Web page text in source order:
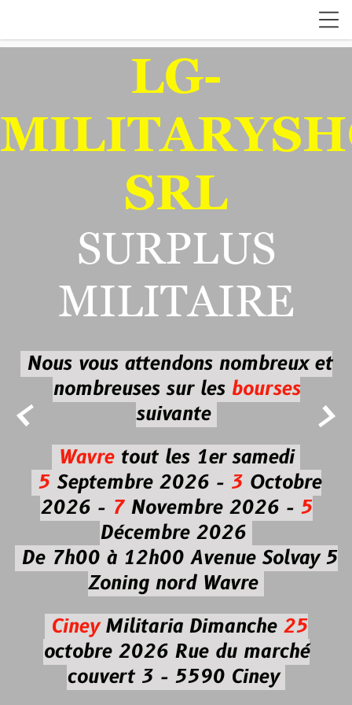
 
LG-
SRL
SURPLUS
MILITAIRE
Nous vous attendons nombreux et
nombreuses sur les bourses
suivante
Wavretout les 1er samedi
5Septembre 2026 - 3Octobre
2026 -7Novembre 2026 - 5
Décembre 2026
De 7h00 à 12h00 Avenue Solvay 5
Zoning nord Wavre
CineyMilitaria Dimanche 25
octobre 2026Rue du marché
couvert 3 - 5590 Ciney